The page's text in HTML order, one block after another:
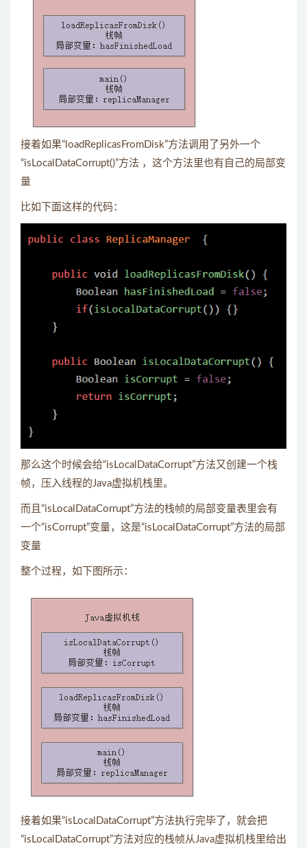
接着如果“loadReplicasFromDisk”方法调用了另外一个
“isLocalDataCorrupt()”方法 ，这个方法里也有自己的局部变
量
比如下面这样的代码：
那么这个时候会给“isLocalDataCorrupt”方法又创建一个栈
帧，压入线程的Java虚拟机栈里。
而且“isLocalDataCorrupt”方法的栈帧的局部变量表里会有
一个“isCorrupt”变量，这是“isLocalDataCorrupt”方法的局部
变量
整个过程，如下图所示：
接着如果“isLocalDataCorrupt”方法执行完毕了，就会把
“isLocalDataCorrupt”方法对应的栈帧从Java虚拟机栈里给出